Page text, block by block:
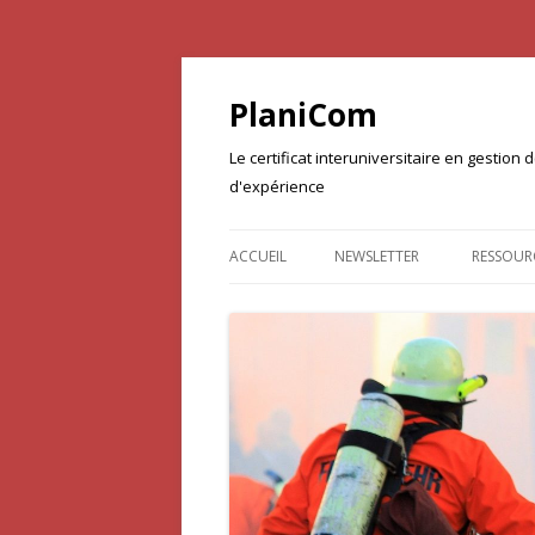
PlaniCom
Le certificat interuniversitaire en gestion
d'expérience
ACCUEIL NEWSLETTER